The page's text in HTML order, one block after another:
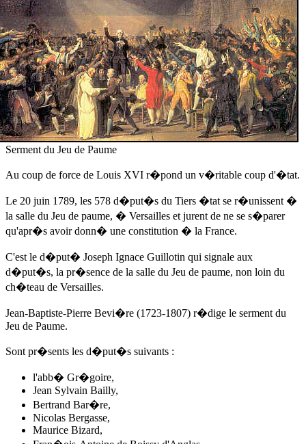
Serment du Jeu de Paume
Au coup de force de Louis XVI r�pond un v�ritable coup d'�tat.
Le 20 juin 1789, les 578 d�put�s du Tiers �tat se r�unissent �
la salle du Jeu de paume, � Versailles et jurent de ne se s�parer
qu'apr�s avoir donn� une constitution � la France.
C'est le d�put� Joseph Ignace Guillotin qui signale aux
d�put�s, la pr�sence de la salle du Jeu de paume, non loin du
ch�teau de Versailles.
Jean-Baptiste-Pierre Bevi�re (1723-1807) r�dige le serment du
Jeu de Paume.
Sont pr�sents les d�put�s suivants :
l'abb� Gr�goire,
Jean Sylvain Bailly,
Bertrand Bar�re,
Nicolas Bergasse,
Maurice Bizard,